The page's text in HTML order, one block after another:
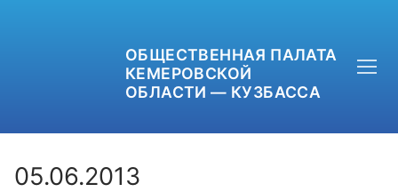
ОБЩЕСТВЕННАЯ ПАЛАТА
КЕМЕРОВСКОЙ
ОБЛАСТИ — КУЗБАССА
05.06.2013